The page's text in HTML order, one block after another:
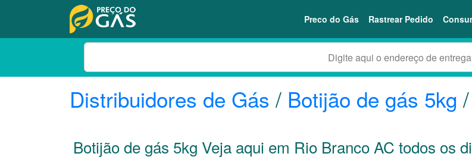
Preco do Gás Rastrear Pedido
Distribuidores de Gás/ Botijão de gás 5kg /
Botijão de gás 5kg Veja aqui em Rio Branco AC todos os